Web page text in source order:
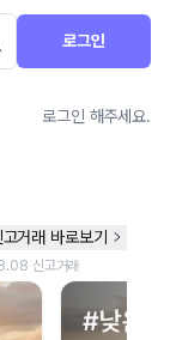
로그인
로그인 해주세요.